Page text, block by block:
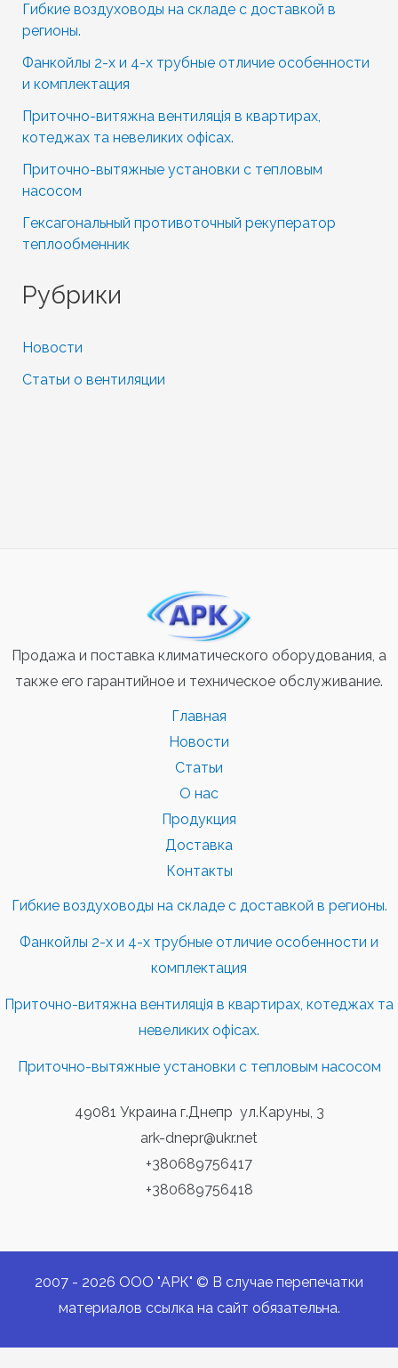
h
f
o
r
:
Гибкие воздуховоды на складе с доставкой в
регионы.
Фанкойлы 2-х и 4-х трубные отличие особенности
и комплектация
Приточно-витяжна вентиляція в квартирах,
котеджах та невеликих офісах.
Приточно-вытяжные установки с тепловым
насосом
Гексагональный противоточный рекуператор
теплообменник
Рубрики
Новости
Статьи о вентиляции
Продажа и поставка климатического оборудования, а
также его гарантийное и техническое обслуживание.
Главная
Новости
Статьи
О нас
Продукция
Доставка
Контакты
Гибкие воздуховоды на складе с доставкой в регионы.
Фанкойлы 2-х и 4-х трубные отличие особенности и
комплектация
Приточно-витяжна вентиляція в квартирах, котеджах та
невеликих офісах.
Приточно-вытяжные установки с тепловым насосом
49081 Украина г.Днепр ул.Каруны, 3
ark-dnepr@ukr.net
+380689756417
+380689756418
2007 - 2026 ООО "АРК" © В случае перепечатки
материалов ссылка на сайт обязательна.